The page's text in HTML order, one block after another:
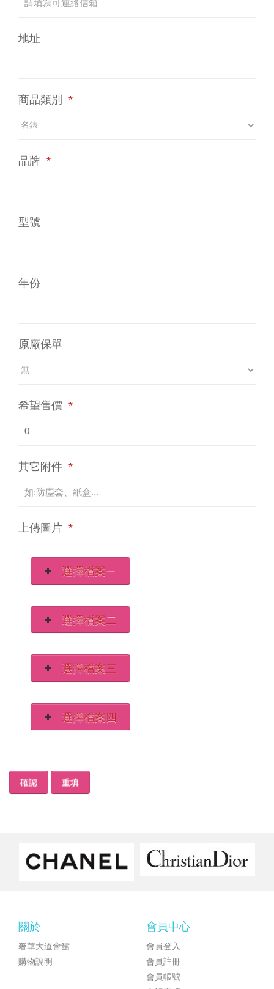
地址
商品類別 *
品牌 *
型號
年份
原廠保單
希望售價 *
其它附件 *
上傳圖片 *
選擇檔案ㄧ
選擇檔案二
選擇檔案三
選擇檔案四
確認 重填
關於
奢華大道會館
購物說明
會員中心
會員登入
會員註冊
會員帳號